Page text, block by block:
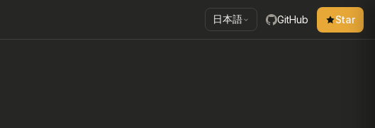
日本語 GitHub Star